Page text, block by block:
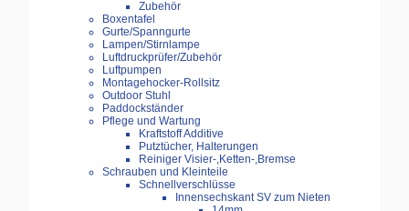
Zubehör
Boxentafel
Gurte/Spanngurte
Lampen/Stirnlampe
Luftdruckprüfer/Zubehör
Luftpumpen
Montagehocker-Rollsitz
Outdoor Stuhl
Paddockständer
Pflege und Wartung
Kraftstoff Additive
Putztücher, Halterungen
Reiniger Visier-,Ketten-,Bremse
Schrauben und Kleinteile
Schnellverschlüsse
Innensechskant SV zum Nieten